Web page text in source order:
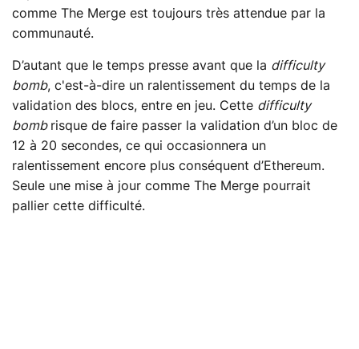
comme The Merge est toujours très attendue par la
communauté.
D’autant que le temps presse avant que la difficulty
bomb, c'est-à-dire un ralentissement du temps de la
validation des blocs, entre en jeu. Cette difficulty
bomb risque de faire passer la validation d’un bloc de
12 à 20 secondes, ce qui occasionnera un
ralentissement encore plus conséquent d’Ethereum.
Seule une mise à jour comme The Merge pourrait
pallier cette difficulté.